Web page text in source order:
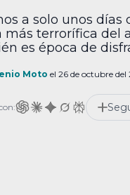
a solo unos días
más terrorífica del
es época de
que se vea de
ideas para
Moto el 26 de octubre